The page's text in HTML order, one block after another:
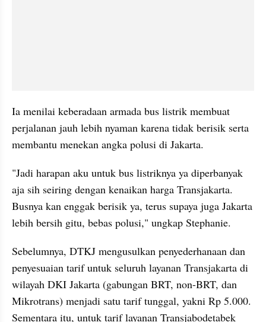
Ia menilai keberadaan armada bus listrik membuat
perjalanan jauh lebih nyaman karena tidak berisik serta
membantu menekan angka polusi di Jakarta.
"Jadi harapan aku untuk bus listriknya ya diperbanyak
aja sih seiring dengan kenaikan harga Transjakarta.
Busnya kan enggak berisik ya, terus supaya juga Jakarta
lebih bersih gitu, bebas polusi," ungkap Stephanie.
Sebelumnya, DTKJ mengusulkan penyederhanaan dan
penyesuaian tarif untuk seluruh layanan Transjakarta di
wilayah DKI Jakarta (gabungan BRT, non-BRT, dan
Mikrotrans) menjadi satu tarif tunggal, yakni Rp 5.000.
Sementara itu, untuk tarif layanan Transjabodetabek